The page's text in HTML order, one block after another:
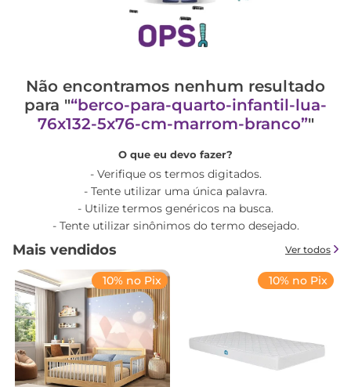
Não encontramos nenhum resultado
para " berco-para-quarto-infantil-lua-
76x132-5x76-cm-marrom-branco "
O que eu devo fazer?
Verifique os termos digitados.
Tente utilizar uma única palavra.
Utilize termos genéricos na busca.
Tente utilizar sinônimos do termo desejado.
Mais vendidos Ver todos
10% no Pix 10% no Pix